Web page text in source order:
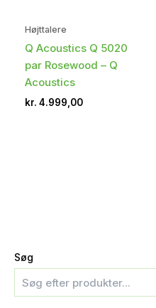
Søg
Højttalere
Q Acoustics Q 5020
par Rosewood – Q
Acoustics
kr. 4.999,00